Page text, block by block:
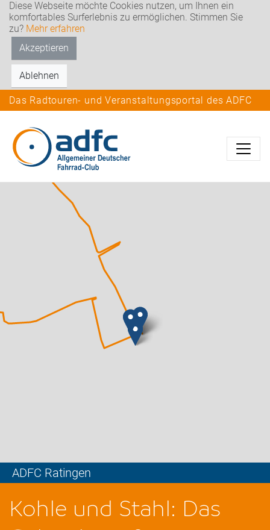
Diese Webseite möchte Cookies nutzen, um Ihnen ein
komfortables Surferlebnis zu ermöglichen. Stimmen Sie
zu? Mehr erfahren
Akzeptieren
Ablehnen
Das Radtouren- und Veranstaltungsportal des ADFC
ADFC Ratingen
Kohle und Stahl: Das